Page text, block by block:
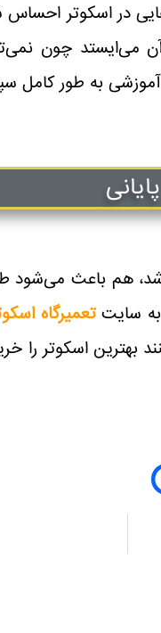
اسکوتر احساس
می‌ایستد چون
آموزشی به طور
باشد، هم باعث
به سایتتعمیرگاه
بهترین اسکوتر را